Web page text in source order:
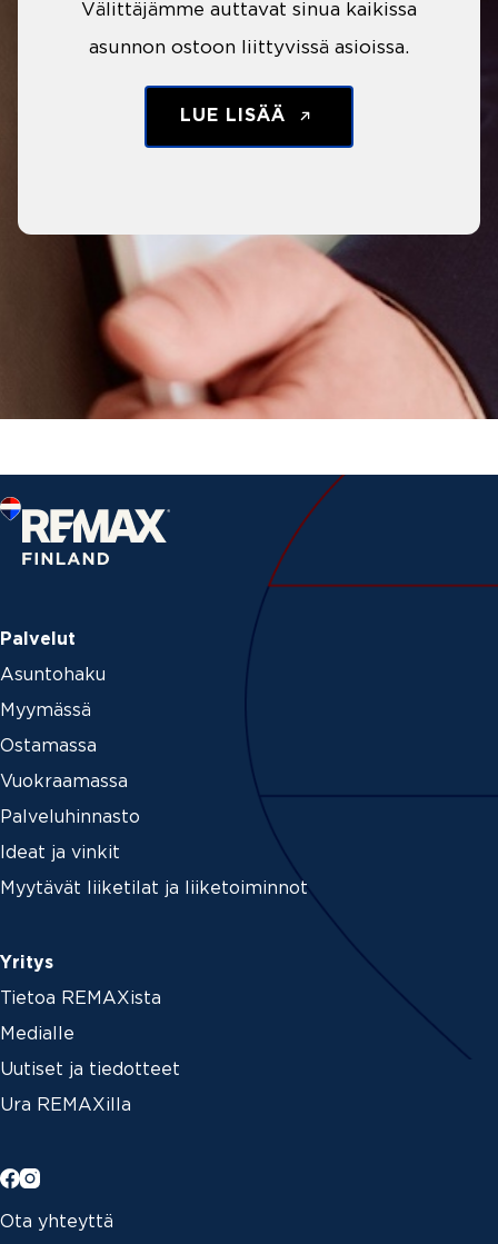
Välittäjämme auttavat sinua kaikissa
asunnon ostoon liittyvissä asioissa.
LUE LISÄÄ
Palvelut
Asuntohaku
Myymässä
Ostamassa
Vuokraamassa
Palveluhinnasto
Ideat ja vinkit
Myytävät liiketilat ja liiketoiminnot
Yritys
Tietoa REMAXista
Medialle
Uutiset ja tiedotteet
Ura REMAXilla
Ota yhteyttä